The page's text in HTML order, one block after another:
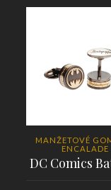
MANŽETOVÉ
ENCALADE
DC Comics